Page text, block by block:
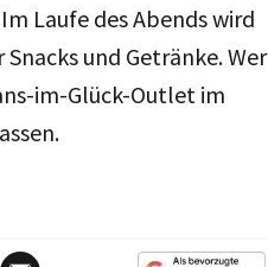
Laufe des Abends wird
und Getränke. Wer
im-Glück-Outlet im